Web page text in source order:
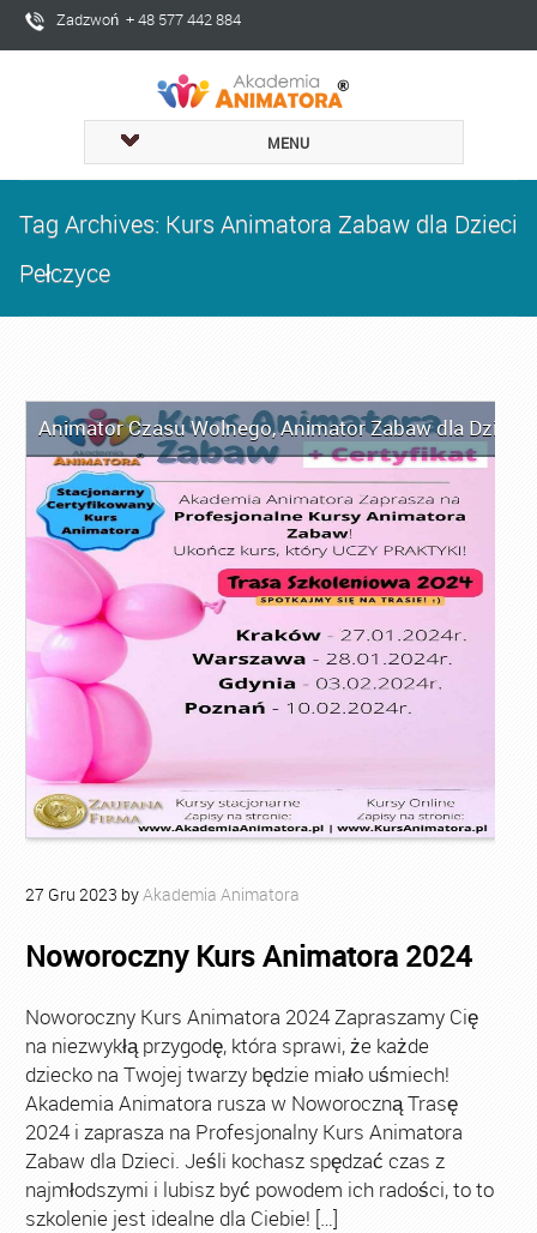
Zadzwoń + 48 577 442 884
MENU
Tag Archives: Kurs Animatora Zabaw dla Dzieci
Pełczyce
Animator Czasu Wolnego,Animator Zabaw dla Dzieci
27 Gru 2023 byAkademia Animatora
Noworoczny Kurs Animatora 2024
Noworoczny Kurs Animatora 2024 Zapraszamy Cię
na niezwykłą przygodę, która sprawi, że każde
dziecko na Twojej twarzy będzie miało uśmiech!
Akademia Animatora rusza w Noworoczną Trasę
2024 i zaprasza na Profesjonalny Kurs Animatora
Zabaw dla Dzieci. Jeśli kochasz spędzać czas z
najmłodszymi i lubisz być powodem ich radości, to to
szkolenie jest idealne dla Ciebie! […]